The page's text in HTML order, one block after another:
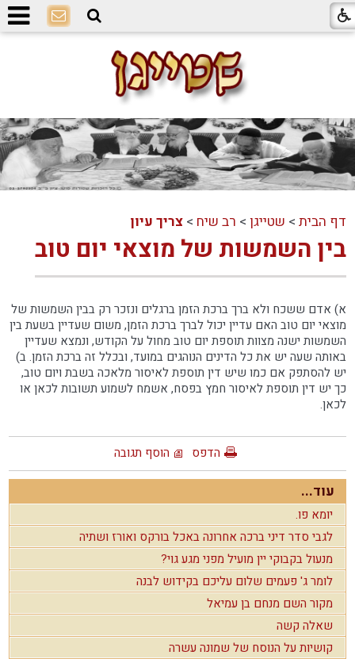
דף הבית > שטייגן > רב שיח >צריך עיון
בין השמשות של מוצאי יום טוב
א) אדם ששכח ולא ברך ברכת הזמן ברגלים ונזכר רק בבין השמשות של
מוצאי יום טוב האם עדיין יכול לברך ברכת הזמן, משום שעדיין בשעת בין
השמשות ישנה מצוות תוספת יום טוב מחול על הקודש, ונמצא שעדיין
באותה שעה יש את כל הדינים הנוהגים במועד, ובכלל זה ברכת הזמן. ב)
יש להסתפק אם כמו שיש דין תוספת לאיסור מלאכה בשבת ויום טוב,
כך יש דין תוספת לאיסור חמץ בפסח, אשמח לשמוע תשובות לכאן או
לכאן.
הדפס הוסף תגובה
עוד...
יומא פו.
לגבי סדר דיני ברכה אחרונה באכל בורקס ואורז ושתיה
מנעול בקבוקי יין מועיל מפני מגע גוי?
לומר ג' פעמים שלום עליכם בקידוש לבנה
מקור השם מנחם בן עמיאל
שאלה קשה
קושיות על הנוסח של שמונה עשרה